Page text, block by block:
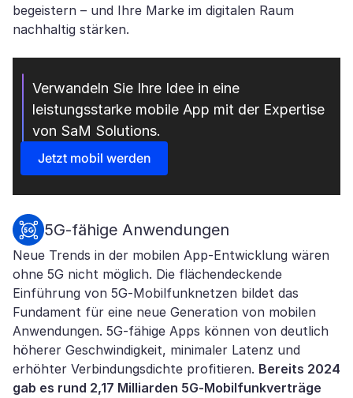
begeistern – und Ihre Marke im digitalen Raum
nachhaltig stärken.
Verwandeln Sie Ihre Idee in eine
leistungsstarke mobile App mit der Expertise
von SaM Solutions.
Jetzt mobil werden
5G-fähige Anwendungen
Neue Trends in der mobilen App-Entwicklung wären
ohne 5G nicht möglich. Die flächendeckende
Einführung von 5G-Mobilfunknetzen bildet das
Fundament für eine neue Generation von mobilen
Anwendungen. 5G-fähige Apps können von deutlich
höherer Geschwindigkeit, minimaler Latenz und
erhöhter Verbindungsdichte profitieren. Bereits 2024
gab es rund 2,17 Milliarden 5G-Mobilfunkverträge